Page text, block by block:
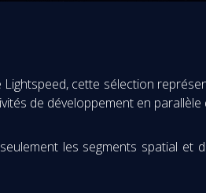
cette sélection
de développement en
les segments spatial